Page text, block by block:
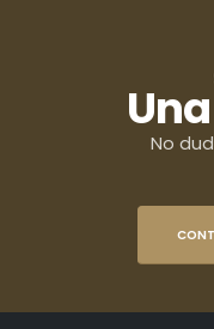
No